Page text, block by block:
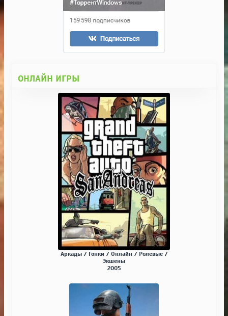
ОНЛАЙН ИГРЫ
Аркады / Гонки / Онлайн / Ролевые /
Экшены
2005